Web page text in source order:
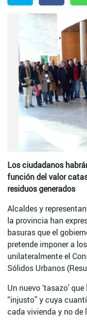
Los ciudadanos
función del valor
residuos generados
Alcaldes y
la provincia han
basuras que el
pretende imponer a
unilateralmente el
Sólidos Urbanos
Un nuevo ‘tasazo’
“injusto” y cuya
cada vivienda y no de